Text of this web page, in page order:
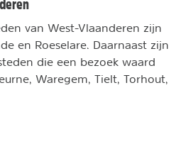
van West-Vlaanderen zijn
en Roeselare. Daarnaast zijn
die een bezoek waard
Waregem, Tielt, Torhout,